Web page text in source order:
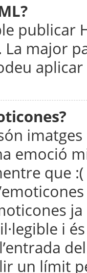
publicar
La major
emoció
que
i
un límit